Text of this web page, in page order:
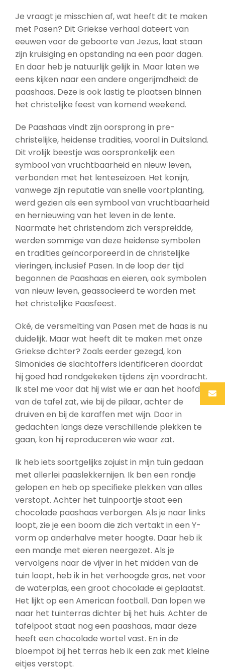
Je vraagt je misschien af, wat heeft dit te maken
met Pasen? Dit Griekse verhaal dateert van
eeuwen voor de geboorte van Jezus, laat staan
zijn kruisiging en opstanding na een paar dagen.
En daar heb je natuurlijk gelijk in. Maar laten we
eens kijken naar een andere ongerijmdheid: de
paashaas. Deze is ook lastig te plaatsen binnen
het christelijke feest van komend weekend.
De Paashaas vindt zijn oorsprong in pre-
christelijke, heidense tradities, vooral in Duitsland.
Dit vrolijk beestje was oorspronkelijk een
symbool van vruchtbaarheid en nieuw leven,
verbonden met het lenteseizoen. Het konijn,
vanwege zijn reputatie van snelle voortplanting,
werd gezien als een symbool van vruchtbaarheid
en hernieuwing van het leven in de lente.
Naarmate het christendom zich verspreidde,
werden sommige van deze heidense symbolen
en tradities geïncorporeerd in de christelijke
vieringen, inclusief Pasen. In de loop der tijd
begonnen de Paashaas en eieren, ook symbolen
van nieuw leven, geassocieerd te worden met
het christelijke Paasfeest.
Oké, de versmelting van Pasen met de haas is nu
duidelijk. Maar wat heeft dit te maken met onze
Griekse dichter? Zoals eerder gezegd, kon
Simonides de slachtoffers identificeren doordat
hij goed had rondgekeken tijdens zijn voordracht.
Ik stel me voor dat hij wist wie er aan het hoofd
van de tafel zat, wie bij de pilaar, achter de
druiven en bij de karaffen met wijn. Door in
gedachten langs deze verschillende plekken te
gaan, kon hij reproduceren wie waar zat.
Ik heb iets soortgelijks zojuist in mijn tuin gedaan
met allerlei paaslekkernijen. Ik ben een rondje
gelopen en heb op specifieke plekken van alles
verstopt. Achter het tuinpoortje staat een
chocolade paashaas verborgen. Als je naar links
loopt, zie je een boom die zich vertakt in een Y-
vorm op anderhalve meter hoogte. Daar heb ik
een mandje met eieren neergezet. Als je
vervolgens naar de vijver in het midden van de
tuin loopt, heb ik in het verhoogde gras, net voor
de waterplas, een groot chocolade ei geplaatst.
Het lijkt op een American football. Dan lopen we
naar het tuinterras dichter bij het huis. Achter de
tafelpoot staat nog een paashaas, maar deze
heeft een chocolade wortel vast. En in de
bloempot bij het terras heb ik een zak met kleine
eitjes verstopt.